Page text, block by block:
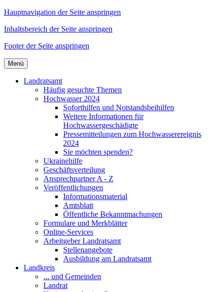
Hauptnavigation der Seite anspringen
Inhaltsbereich der Seite anspringen
Footer der Seite anspringen
Menü
Landratsamt
Häufig gesuchte Themen
Hochwasser 2024
Soforthilfen und Notstandsbeihilfen
Weitere Informationen für
Hochwassergeschädigte
Pressemitteilungen zum Hochwasserereignis
2024
Sie möchten spenden?
Ukrainehilfe
Geschäftsverteilung
Ansprechpartner A - Z
Veröffentlichungen
Informationsmaterial
Amtsblatt
Öffentliche Bekanntmachungen
Formulare und Merkblätter
Online-Services
Arbeitgeber Landratsamt
Stellenangebote
Ausbildung am Landratsamt
Landkreis
... und Gemeinden
Landrat